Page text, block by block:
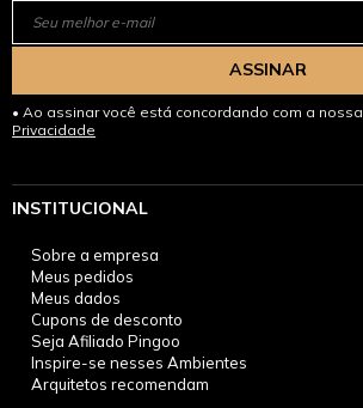
ASSINAR
Ao assinar você está concordando com a nossa
Privacidade
INSTITUCIONAL
Sobre a empresa
Meus pedidos
Meus dados
Cupons de desconto
Seja Afiliado Pingoo
Inspire-se nesses Ambientes
Arquitetos recomendam